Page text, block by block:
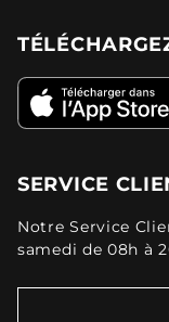
SERVICE
Notre Service
samedi de 08h à